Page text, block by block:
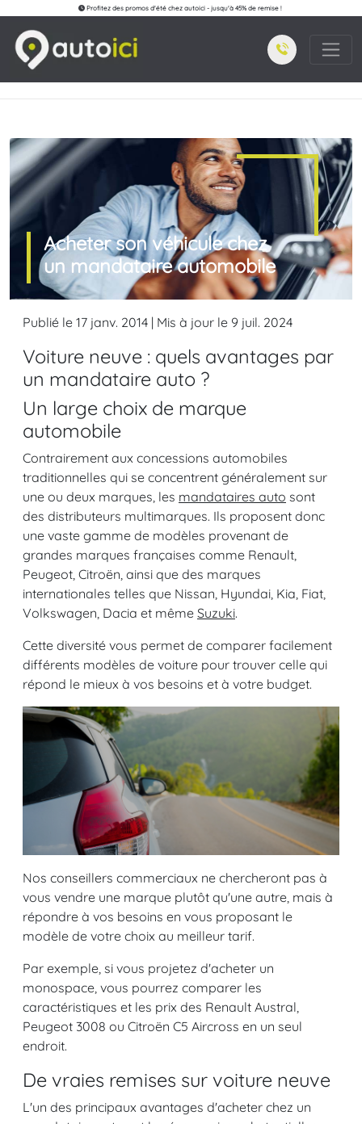
Profitez des promos d'été chez autoici - jusqu'à 45% de remise !
Acheter son véhicule chez
un mandataire automobile
Publié le 17 janv. 2014 | Mis à jour le 9 juil. 2024
Voiture neuve : quels avantages par
un mandataire auto ?
Un large choix de marque
automobile
Contrairement aux concessions automobiles
traditionnelles qui se concentrent généralement sur
une ou deux marques, les mandataires auto sont
des distributeurs multimarques. Ils proposent donc
une vaste gamme de modèles provenant de
grandes marques françaises comme Renault,
Peugeot, Citroën, ainsi que des marques
internationales telles que Nissan, Hyundai, Kia, Fiat,
Volkswagen, Dacia et même Suzuki.
Cette diversité vous permet de comparer facilement
différents modèles de voiture pour trouver celle qui
répond le mieux à vos besoins et à votre budget.
Nos conseillers commerciaux ne chercheront pas à
vous vendre une marque plutôt qu'une autre, mais à
répondre à vos besoins en vous proposant le
modèle de votre choix au meilleur tarif.
Par exemple, si vous projetez d'acheter un
monospace, vous pourrez comparer les
caractéristiques et les prix des Renault Austral,
Peugeot 3008 ou Citroën C5 Aircross en un seul
endroit.
De vraies remises sur voiture neuve
L'un des principaux avantages d'acheter chez un